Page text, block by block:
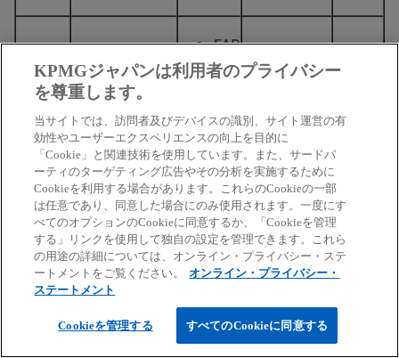
安全保
障貿
易・経
済制裁
外為法
EAR
・
A
OFA
C規
制
輸出管理規制
ト更新への対
応
投資規
FIR
RM
A
投資規制対応
KPMGジャパンは利用者のプライバシー
を尊重します。
当サイトでは、訪問者及びデバイスの識別、サイト運営の有
効性やユーザーエクスペリエンスの向上を目的に
「Cookie」と関連技術を使用しています。また、サードパ
ーティのターゲティング広告やその分析を実施するために
Cookieを利用する場合があります。これらのCookieの一部
は任意であり、同意した場合にのみ使用されます。一度にす
べてのオプションのCookieに同意するか、「Cookieを管理
する」リンクを使用して独自の設定を管理できます。これら
の用途の詳細については、オンライン・プライバシー・ステ
ートメントをご覧ください。
オンライン・プライバシー・
ステートメント
Cookieを管理する すべてのCookieに同意する